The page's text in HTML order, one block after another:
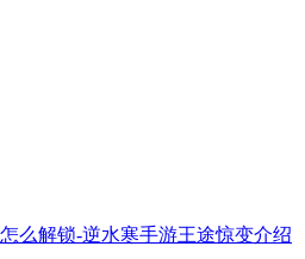
么解锁-逆水寒手游王途惊变介绍